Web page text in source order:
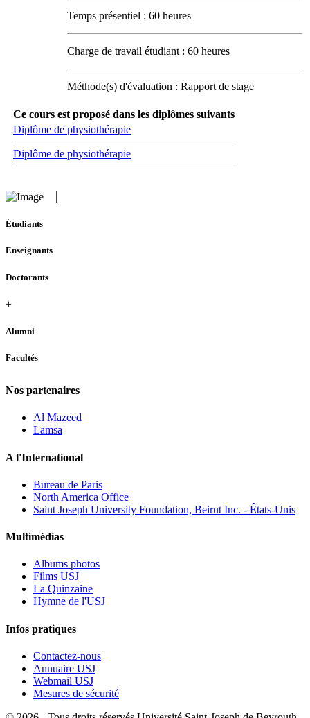
Temps présentiel : 60 heures
Charge de travail étudiant : 60 heures
Méthode(s) d'évaluation : Rapport de stage
Ce cours est proposé dans les diplômes suivants
Diplôme de physiothérapie
Diplôme de physiothérapie
Étudiants
Enseignants
Doctorants
+
Alumni
Facultés
Nos partenaires
Al Mazeed
Lamsa
A l'International
Bureau de Paris
North America Office
Saint Joseph University Foundation, Beirut Inc. - États-Unis
Multimédias
Albums photos
Films USJ
La Quinzaine
Hymne de l'USJ
Infos pratiques
Contactez-nous
Annuaire USJ
Webmail USJ
Mesures de sécurité